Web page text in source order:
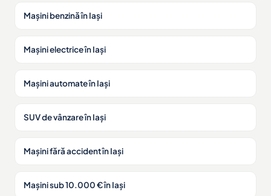
Mașini benzină în Iași
Mașini electrice în Iași
Mașini automate în Iași
SUV de vânzare în Iași
Mașini fără accident în Iași
Mașini sub 10.000 € în Iași